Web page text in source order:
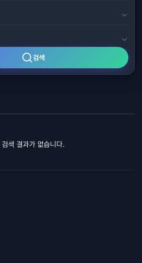
검색
검색 결과가 없습니다.